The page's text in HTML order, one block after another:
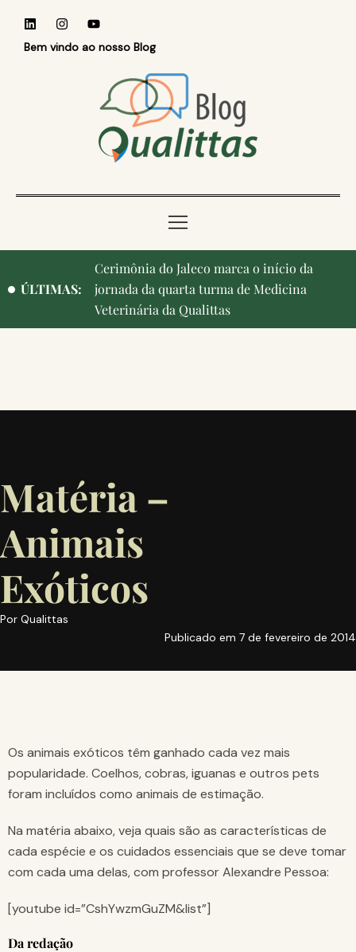
Bem vindo ao nosso Blog
ÚLTIMAS:
Qualittas, Portas Abertas! e aniversário de
Campinas, cidade onde nasceu a instituição,
ganham destaque na imprensa
Matéria –
Animais
Exóticos
Por Qualittas
Publicado em 7 de fevereiro de 2014
Os animais exóticos têm ganhado cada vez mais
popularidade. Coelhos, cobras, iguanas e outros pets
foram incluídos como animais de estimação.
Na matéria abaixo, veja quais são as características de
cada espécie e os cuidados essenciais que se deve tomar
com cada uma delas, com professor Alexandre Pessoa:
[youtube id=”CshYwzmGuZM&list”]
Da redação